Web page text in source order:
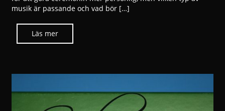
musik är passande och vad bör […]